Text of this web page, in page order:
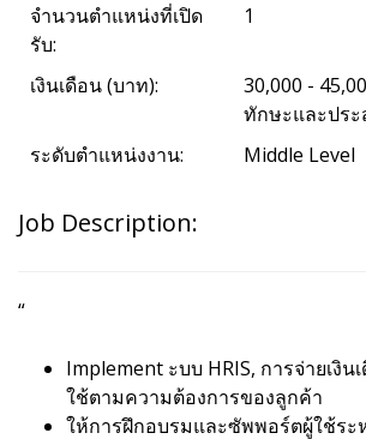
จำนวนตำแหน่งที่เปิด
รับ:
1
เงินเดือน (บาท):
30,000 -
ทักษะและปร
ระดับตำแหน่งงาน:
Middle Level
Job Description:
“
Implement ะบบ HRIS, การจ่ายเงิน
ใช้ตามความต้องการของลูกค้า
ให้การฝึกอบรมและซัพพอร์ตผู้ใช้ระ